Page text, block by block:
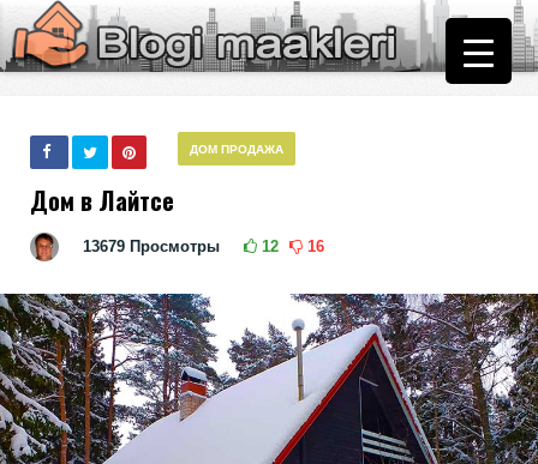
ДОМ ПРОДАЖА
Дом в Лайтсе
13679 Просмотры 12 16